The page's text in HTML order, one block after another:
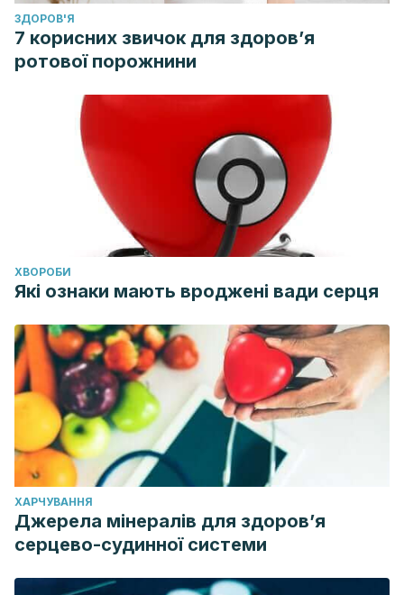
ЗДОРОВ'Я
7 корисних звичок для здоров’я
ротової порожнини
ХВОРОБИ
Які ознаки мають вроджені вади серця
ХАРЧУВАННЯ
Джерела мінералів для здоров’я
серцево-судинної системи